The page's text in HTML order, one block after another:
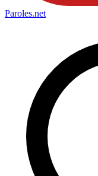
Paroles.net